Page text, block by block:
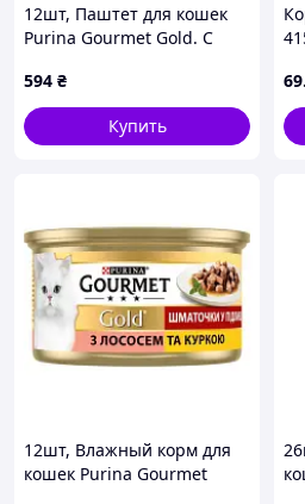
12шт, Паштет для кошек
Purina Gourmet Gold. С
(7613031381029) MDR
594 ₴
Купить
69
12шт, Влажный корм для
кошек Purina Gourmet